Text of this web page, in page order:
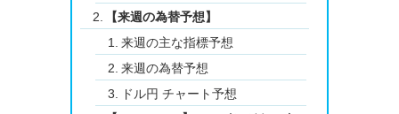
【来週の為替予想】
来週の主な指標予想
来週の為替予想
ドル円 チャート予想